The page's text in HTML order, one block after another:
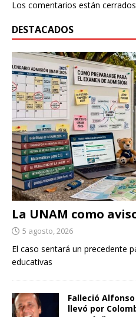
Los comentarios están
DESTACADOS
La UNAM como
5 agosto, 2026
El caso sentará un precedente
educativas
Falleció
llevó por